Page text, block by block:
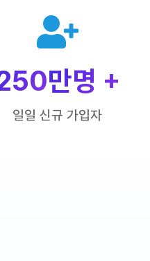
만명 +
일일 신규 가입자